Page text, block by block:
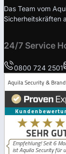
Das Team vom
Sicherheitskräften
24/7 Service
0800 724 2501